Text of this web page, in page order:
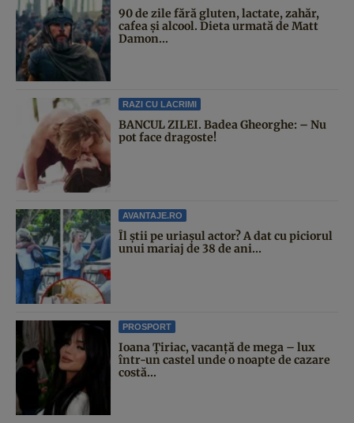
90 de zile fără gluten, lactate, zahăr,
cafea și alcool. Dieta urmată de Matt
Damon...
RAZI CU LACRIMI
BANCUL ZILEI. Badea Gheorghe: – Nu
pot face dragoste!
AVANTAJE.RO
Îl știi pe uriașul actor? A dat cu piciorul
unui mariaj de 38 de ani...
PROSPORT
Ioana Țiriac, vacanță de mega – lux
într-un castel unde o noapte de cazare
costă...